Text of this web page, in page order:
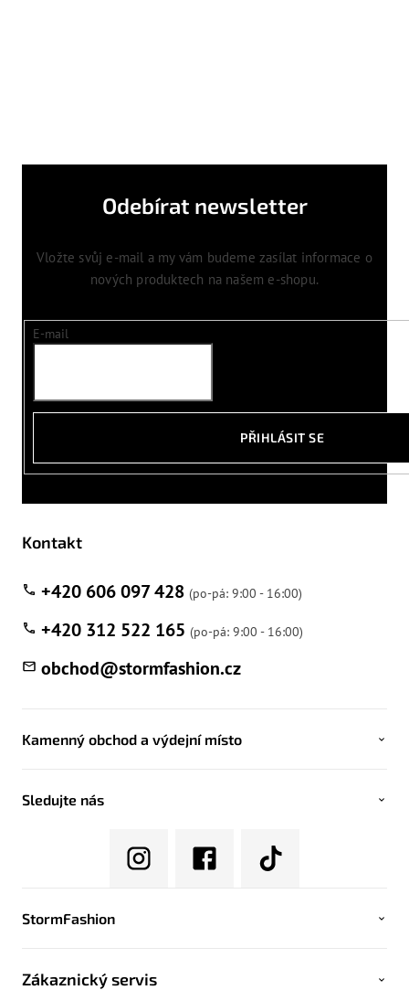
Odebírat newsletter
Vložte svůj e-mail a my vám budeme zasílat informace o
nových produktech na našem e-shopu.
E-mail
PŘIHLÁSIT SE
Kontakt
obchod@stormfashion.cz
+420 606 097 428
+420 312 522 165
Kamenný obchod a výdejní místo
Sledujte nás
StormFashion
Zákaznický servis